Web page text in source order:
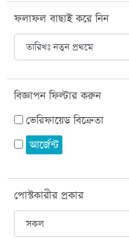
ফলাফল বাছাই করে নিন
বিজ্ঞাপন ফিল্টার করুন
ভেরিফায়েড বিক্রেতা
আর্জেন্ট
পোস্টকারীর প্রকার